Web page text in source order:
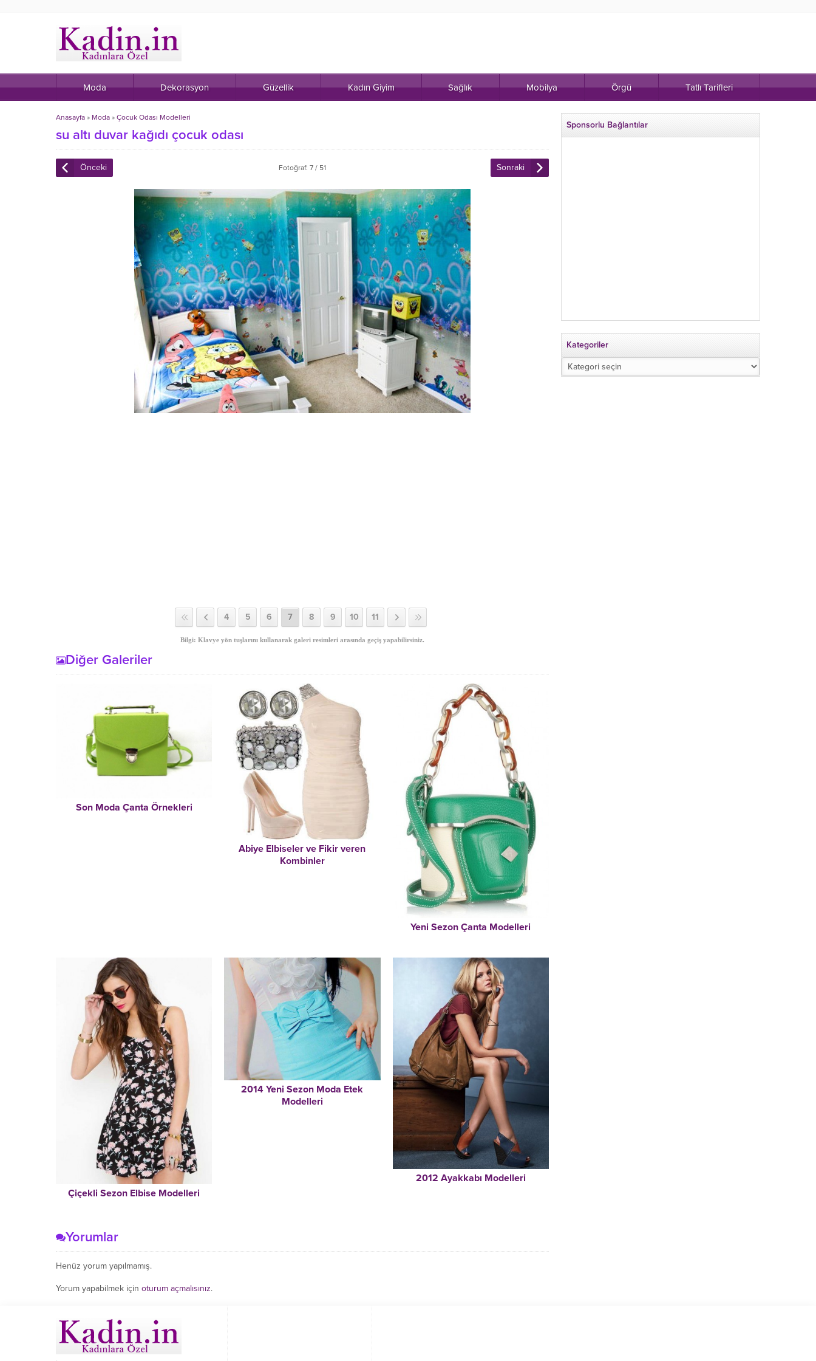
Moda Dekorasyon Güzellik Kadın Giyim Sağlık Mobilya Örgü Tatlı Tarifleri
Anasayfa » Moda » Çocuk Odası Modelleri
su altı duvar kağıdı çocuk odası
Önceki Fotoğraf: 7 / 51 Sonraki
4 5 6 7 8 9 10 11
Bilgi: Klavye yön tuşlarını kullanarak galeri resimleri arasında geçiş yapabilirsiniz.
Diğer Galeriler
Son Moda Çanta Örnekleri
Abiye Elbiseler ve Fikir veren
Kombinler
Yeni Sezon Çanta Modelleri
Çiçekli Sezon Elbise Modelleri
2014 Yeni Sezon Moda Etek
Modelleri
2012 Ayakkabı Modelleri
Yorumlar
Henüz yorum yapılmamış.
Yorum yapabilmek için oturum açmalısınız.
Sponsorlu Bağlantılar
Kategoriler
Kategoriler